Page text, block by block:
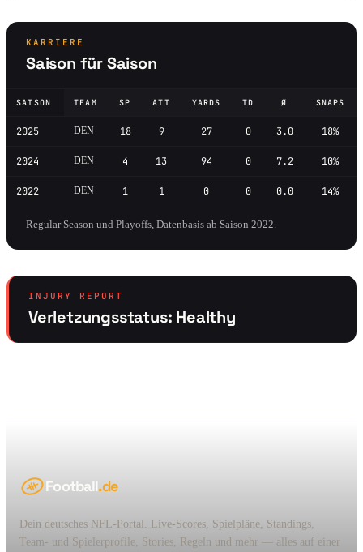
KARRIERE
Saison für Saison
SAISON TEAM SP ATT YARDS TD Ø SNAPS
2025 DEN 18 9 27 0 3.0 18%
2024 DEN 4 13 94 0 7.2 10%
2022 DEN 1 1 0 0 0.0 14%
Regular Season und Playoffs, Datenbasis ab Saison 2022.
INJURY REPORT
Verletzungsstatus: Healthy
Football.de
Dein deutsches NFL-Portal. Live-Scores, Spielpläne, Standings,
Team- und Spielerprofile, Stories, Regeln und mehr — alles auf einer